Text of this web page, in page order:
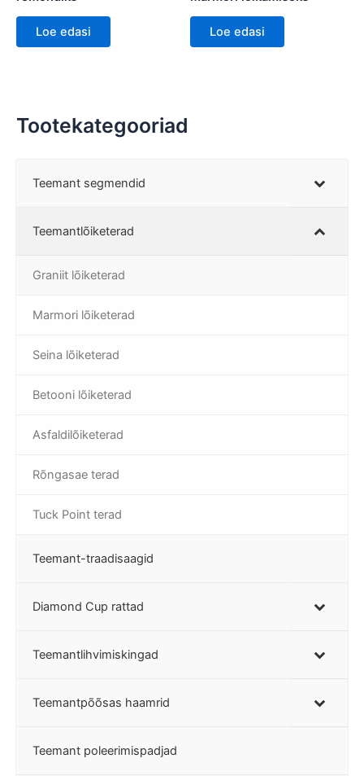
Loe edasi Loe edasi
Tootekategooriad
Teemant segmendid
Teemantlõiketerad
Graniit lõiketerad
Marmori lõiketerad
Seina lõiketerad
Betooni lõiketerad
Asfaldilõiketerad
Rõngasae terad
Tuck Point terad
Teemant-traadisaagid
Diamond Cup rattad
Teemantlihvimiskingad
Teemantpõõsas haamrid
Teemant poleerimispadjad